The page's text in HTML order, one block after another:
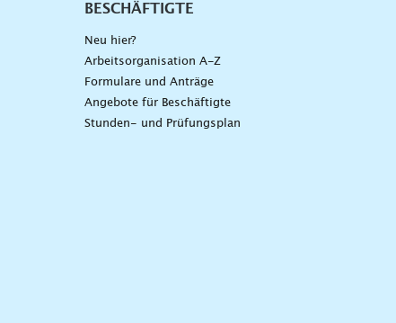
BESCHÄFTIGTE
Neu hier?
Arbeitsorganisation A-Z
Formulare und Anträge
Angebote für Beschäftigte
Stunden- und Prüfungsplan